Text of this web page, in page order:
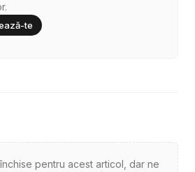
te
pentru acest articol, dar ne